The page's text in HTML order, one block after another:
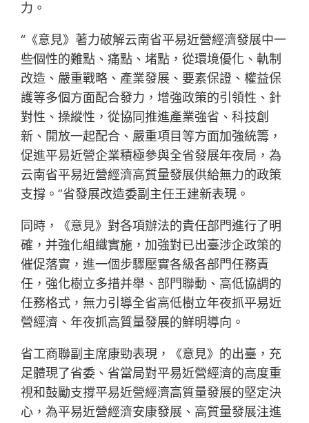
力。
“《意見》著力破解云南省平易近營經濟發展中一
些個性的難點、痛點、堵點，從環境優化、軌制
改造、嚴重戰略、產業發展、要素保證、權益保
護等多個方面配合發力，增強政策的引領性、針
對性、操縱性，從協同推進產業強省、科技創
新、開放一起配合、嚴重項目等方面加強統籌，
促進平易近營企業積極參與全省發展年夜局，為
云南省平易近營經濟高質量發展供給無力的政策
支撐。”省發展改造委副主任王建新表現。
同時，《意見》對各項辦法的責任部門進行了明
確，并強化組織實施，加強對已出臺涉企政策的
催促落實，進一個步驟壓實各級各部門任務責
任，強化樹立多措并舉、部門聯動、高低協調的
任務格式，無力引導全省高低樹立年夜抓平易近
營經濟、年夜抓高質量發展的鮮明導向。
省工商聯副主席康勁表現，《意見》的出臺，充
足體現了省委、省當局對平易近營經濟的高度重
視和鼓勵支撐平易近營經濟高質量發展的堅定決
心，為平易近營經濟安康發展、高質量發展注進